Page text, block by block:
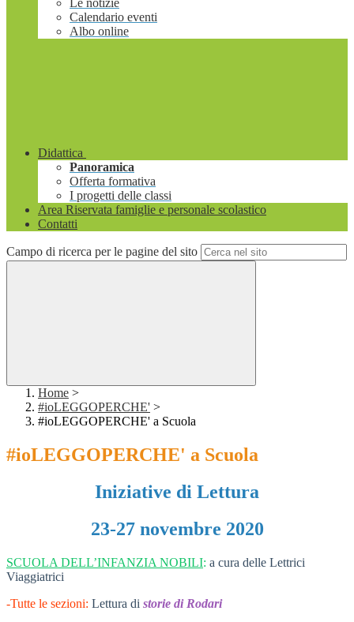
Le notizie
Calendario eventi
Albo online
Didattica
Panoramica
Offerta formativa
I progetti delle classi
Area Riservata famiglie e personale scolastico
Contatti
Campo di ricerca per le pagine del sito
Home >
#ioLEGGOPERCHE' >
#ioLEGGOPERCHE' a Scuola
#ioLEGGOPERCHE' a Scuola
Iniziative di Lettura
23-27 novembre 2020
SCUOLA DELL’INFANZIA NOBILI: a cura delle Lettrici
Viaggiatrici
-Tutte le sezioni: Lettura di storie di Rodari